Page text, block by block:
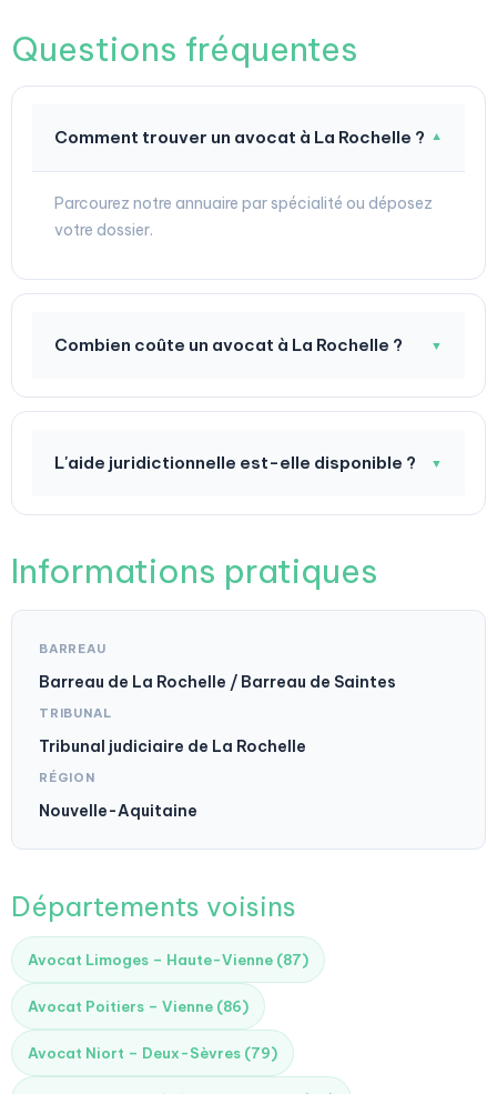
Questions fréquentes
Comment trouver un avocat à La Rochelle ? ▼
Parcourez notre annuaire par spécialité ou déposez
votre dossier.
Combien coûte un avocat à La Rochelle ? ▼
L'aide juridictionnelle est-elle disponible ? ▼
Informations pratiques
BARREAU
Barreau de La Rochelle / Barreau de Saintes
TRIBUNAL
Tribunal judiciaire de La Rochelle
RÉGION
Nouvelle-Aquitaine
Départements voisins
Avocat Limoges – Haute-Vienne (87)
Avocat Poitiers – Vienne (86)
Avocat Niort – Deux-Sèvres (79)